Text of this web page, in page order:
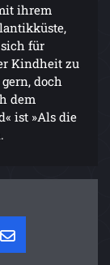
ihrem
für
Kindheit zu
doch
dem
ist »Als die